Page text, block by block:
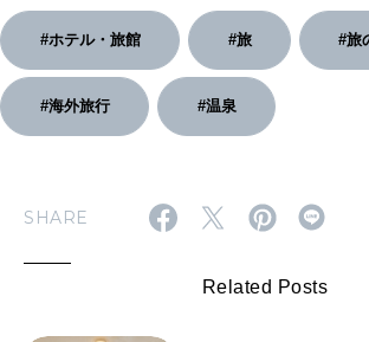
#ホテル・旅館 #旅 #旅
#海外旅行 #温泉
SHARE
Related Posts